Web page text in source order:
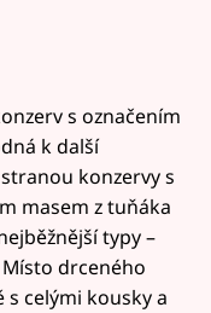
s označením
k další
konzervy s
masem z tuňáka
typy –
drceného
celými kousky a